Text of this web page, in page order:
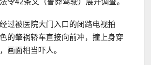
令42条文（鲁莽驾驶）展开调查。
过被医院大门入口的闭路电视拍
的肇祸轿车直接向前冲，撞上身穿
画面相当吓人。